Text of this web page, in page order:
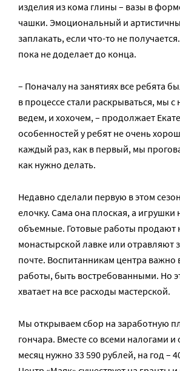
изделия из кома глины – вазы в
чашки. Эмоциональный и
заплакать, если что-то не
пока не доделает до конца.
– Поначалу на занятиях все ребята
в процессе стали раскрываться, мы
ведем, и хохочем, – продолжает
особенностей у ребят не очень
каждый раз, как в первый, мы
как нужно делать.
Недавно сделали первую в этом
елочку. Сама она плоская, а игрушки
объемные. Готовые работы продают
монастырской лавке или отравляют
почте. Воспитанникам центра важно
работы, быть востребованными. Но
хватает на все расходы мастерской.
Мы открываем сбор на заработную
гончара. Вместе со всеми налогами
месяц нужно 33 590 рублей, на год –